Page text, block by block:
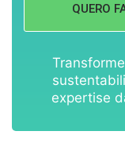
QUERO
expertise